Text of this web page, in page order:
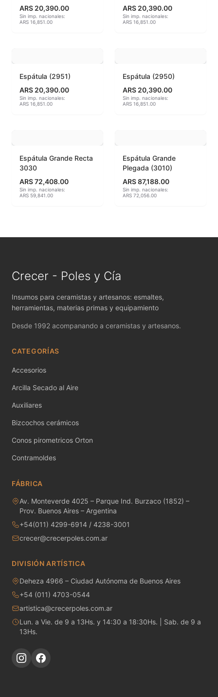
Material de laboratorio
MAYCO CLEAR GLAZES
MAYCO DUNCAN EZ STROKES
MAYCO DUNCAN FRENCH DIMENSIONS
MAYCO ENGOBE
MAYCO FOUNDATIONS MATTE
MAYCO FOUNDATIONS OPAQUE
MAYCO FOUNDATIONS SHEER
MAYCO FUNDAMENTALS UNDERGLAZES
MAYCO JUNGLE GEMS
MAYCO NON FIRED PRODUCT ACCESSO
MAYCO POTTERY CASCADES
MAYCO RAKU GLAZES
MAYCO RAPID ROLL
MAYCO SNOW GEMS
MAYCO STONEWARE GLAZES
Minerales
ARS 20,390.00
Sin imp. nacionales:
ARS 16,851.00
ARS 20,390.00
Sin imp. nacionales:
ARS 16,851.00
Espátula (2951)
ARS 20,390.00
Sin imp. nacionales:
ARS 16,851.00
Espátula (2950)
ARS 20,390.00
Sin imp. nacionales:
ARS 16,851.00
Espátula Grande Recta
3030
ARS 72,408.00
Sin imp. nacionales:
ARS 59,841.00
Espátula Grande
Plegada (3010)
ARS 87,188.00
Sin imp. nacionales:
ARS 72,056.00
Crecer - Poles y Cía
Insumos para ceramistas y artesanos: esmaltes,
herramientas, materias primas y equipamiento
Desde 1992 acompanando a ceramistas y artesanos.
CATEGORÍAS
Accesorios
Arcilla Secado al Aire
Auxiliares
Bizcochos cerámicos
Conos pirometricos Orton
Contramoldes
FÁBRICA
Av. Monteverde 4025 – Parque Ind. Burzaco (1852) –
Prov. Buenos Aires – Argentina
+54(011) 4299-6914 / 4238-3001
crecer@crecerpoles.com.ar
DIVISIÓN ARTÍSTICA
Deheza 4966 – Ciudad Autónoma de Buenos Aires
+54 (011) 4703-0544
artistica@crecerpoles.com.ar
Lun. a Vie. de 9 a 13Hs. y 14:30 a 18:30Hs. | Sab. de 9 a
13Hs.